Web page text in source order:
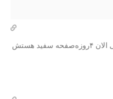
سلام من تپس واپ ۱۰m دارم ولی الان ۴روزه‌صفحه سفید هستش